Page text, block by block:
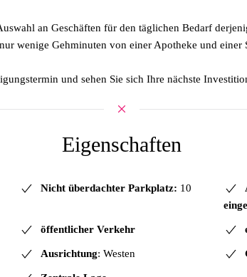
an Geschäften für den täglichen Bedarf
wenige Gehminuten von einer Apotheke und einer
und sehen Sie sich Ihre nächste
Eigenschaften
Nicht überdachter Parkplatz: 10
öffentlicher Verkehr
Ausrichtung: Westen